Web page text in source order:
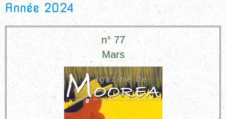
Année 2024
n° 77
Mars